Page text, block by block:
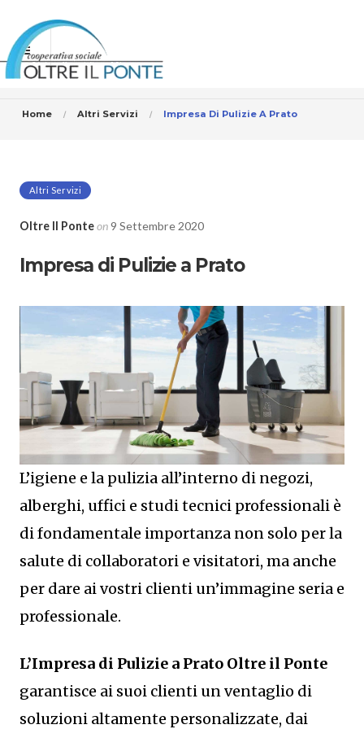
Home Altri Servizi Impresa Di Pulizie A Prato
Altri Servizi
Oltre Il Ponteon9 Settembre 2020
Impresa di Pulizie a Prato
L’igiene e la pulizia all’interno di negozi,
alberghi, uffici e studi tecnici professionali è
di fondamentale importanza non solo per la
salute di collaboratori e visitatori, ma anche
per dare ai vostri clienti un’immagine seria e
professionale.
L’Impresa di Pulizie a Prato Oltre il Ponte
garantisce ai suoi clienti un ventaglio di
soluzioni altamente personalizzate, dai